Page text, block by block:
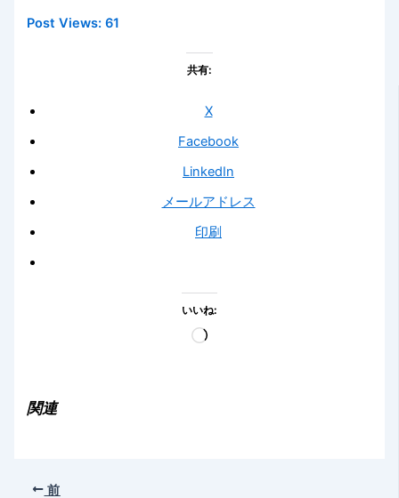
Post Views: 61
共有:
X
Facebook
LinkedIn
メールアドレス
印刷
いいね:
読
関連
前